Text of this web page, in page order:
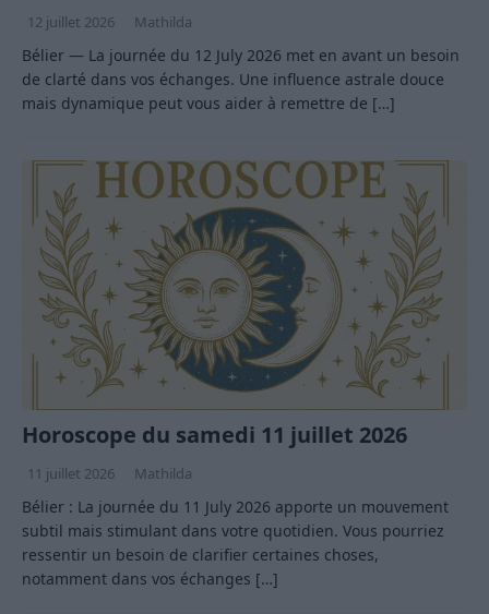
12 juillet 2026 Mathilda
Bélier — La journée du 12 July 2026 met en avant un besoin
de clarté dans vos échanges. Une influence astrale douce
mais dynamique peut vous aider à remettre de […]
Horoscope du samedi 11 juillet 2026
11 juillet 2026 Mathilda
Bélier : La journée du 11 July 2026 apporte un mouvement
subtil mais stimulant dans votre quotidien. Vous pourriez
ressentir un besoin de clarifier certaines choses,
notamment dans vos échanges […]